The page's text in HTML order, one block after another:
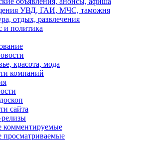
УВД, ГАИ, МЧС, таможня
отдых, развлечения
и политика
красота, мода
компаний
сайта
комментируемые